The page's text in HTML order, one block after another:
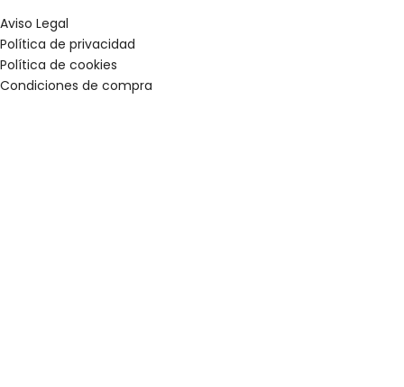
Aviso Legal
Política de privacidad
Política de cookies
Condiciones de compra